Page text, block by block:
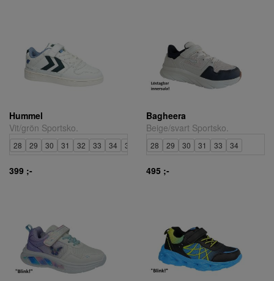
Hummel
Vit/grön Sportsko.
28 29 30 31 32 33 34 35 38
399 ;-
Bagheera
Beige/svart Sportsko.
28 29 30 31 33 34
495 ;-